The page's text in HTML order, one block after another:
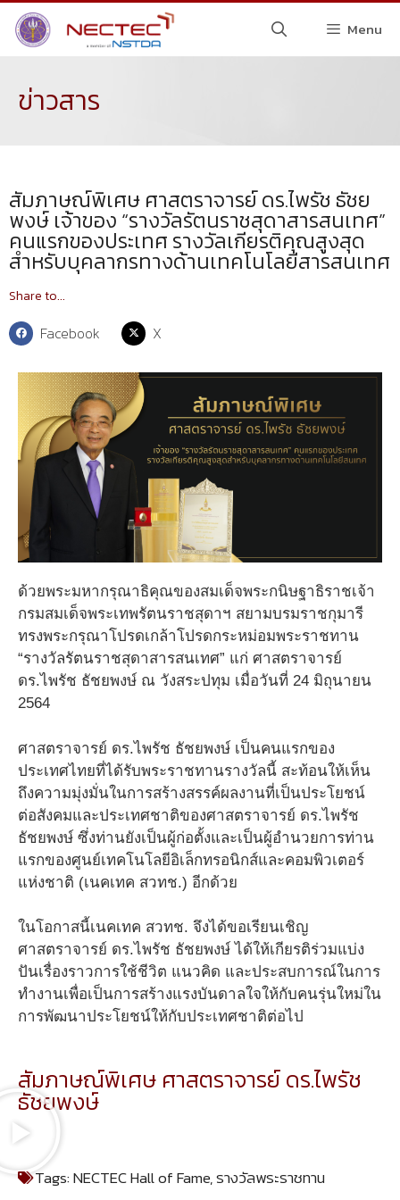
Menu
ข่าวสาร
สัมภาษณ์พิเศษ ศาสตราจารย์ ดร.ไพรัช ธัชย
พงษ์ เจ้าของ “รางวัลรัตนราชสุดาสารสนเทศ”
คนแรกของประเทศ รางวัลเกียรติคุณสูงสุด
สำหรับบุคลากรทางด้านเทคโนโลยีสารสนเทศ
Share to...
Facebook X
ด้วยพระมหากรุณาธิคุณของสมเด็จพระกนิษฐาธิราชเจ้า
กรมสมเด็จพระเทพรัตนราชสุดาฯ สยามบรมราชกุมารี
ทรงพระกรุณาโปรดเกล้าโปรดกระหม่อมพระราชทาน
“รางวัลรัตนราชสุดาสารสนเทศ” แก่ ศาสตราจารย์
ดร.ไพรัช ธัชยพงษ์ ณ วังสระปทุม เมื่อวันที่ 24 มิถุนายน
2564
ศาสตราจารย์ ดร.ไพรัช ธัชยพงษ์ เป็นคนแรกของ
ประเทศไทยที่ได้รับพระราชทานรางวัลนี้ สะท้อนให้เห็น
ถึงความมุ่งมั่นในการสร้างสรรค์ผลงานที่เป็นประโยชน์
ต่อสังคมและประเทศชาติของศาสตราจารย์ ดร.ไพรัช
ธัชยพงษ์ ซึ่งท่านยังเป็นผู้ก่อตั้งและเป็นผู้อำนวยการท่าน
แรกของศูนย์เทคโนโลยีอิเล็กทรอนิกส์และคอมพิวเตอร์
แห่งชาติ (เนคเทค สวทช.) อีกด้วย
ในโอกาสนี้เนคเทค สวทช. จึงได้ขอเรียนเชิญ
ศาสตราจารย์ ดร.ไพรัช ธัชยพงษ์ได้ให้เกียรติร่วมแบ่ง
ปันเรื่องราวการใช้ชีวิต แนวคิด และประสบการณ์ในการ
ทำงานเพื่อเป็นการสร้างแรงบันดาลใจให้กับคนรุ่นใหม่ใน
การพัฒนาประโยชน์ให้กับประเทศชาติต่อไป
สัมภาษณ์พิเศษ ศาสตราจารย์ ดร.ไพรัช
ธัชยพงษ์
Tags:NECTEC Hall of Fame,รางวัลพระราชทาน